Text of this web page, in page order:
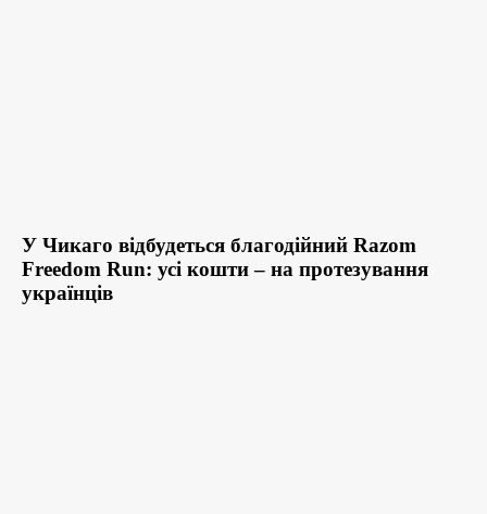
У Чикаго відбудеться благодійний Razom
Freedom Run: усі кошти – на протезування
українців